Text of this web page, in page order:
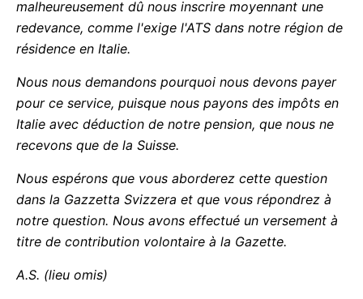
malheureusement dû nous inscrire moyennant une
redevance, comme l'exige l'ATS dans notre région de
résidence en Italie.
Nous nous demandons pourquoi nous devons payer
pour ce service, puisque nous payons des impôts en
Italie avec déduction de notre pension, que nous ne
recevons que de la Suisse.
Nous espérons que vous aborderez cette question
dans la Gazzetta Svizzera et que vous répondrez à
notre question. Nous avons effectué un versement à
titre de contribution volontaire à la Gazette.
A.S. (lieu omis)